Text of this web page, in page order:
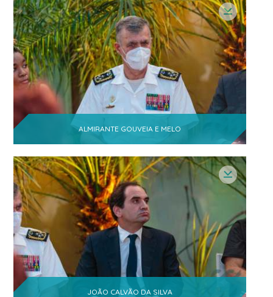
ALMIRANTE GOUVEIA E MELO
JOÃO CALVÃO DA SILVA